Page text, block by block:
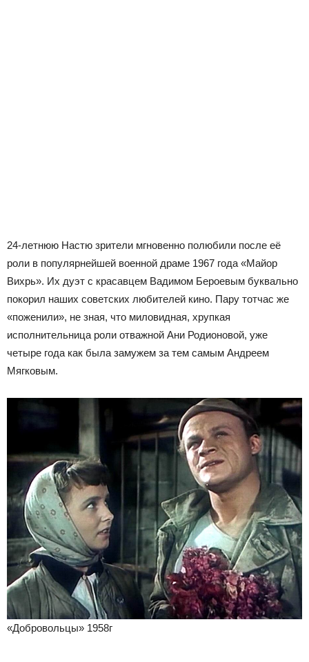
24-летнюю Настю зрители мгновенно полюбили после её
роли в популярнейшей военной драме 1967 года «Майор
Вихрь». Их дуэт с красавцем Вадимом Бероевым буквально
покорил наших советских любителей кино. Пару тотчас же
«поженили», не зная, что миловидная, хрупкая
исполнительница роли отважной Ани Родионовой, уже
четыре года как была замужем за тем самым Андреем
Мягковым.
«Добровольцы» 1958г